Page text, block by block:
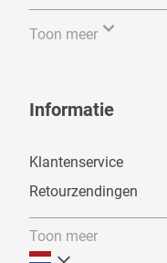
Toon meer
Informatie
Klantenservice
Retourzendingen
Toon meer